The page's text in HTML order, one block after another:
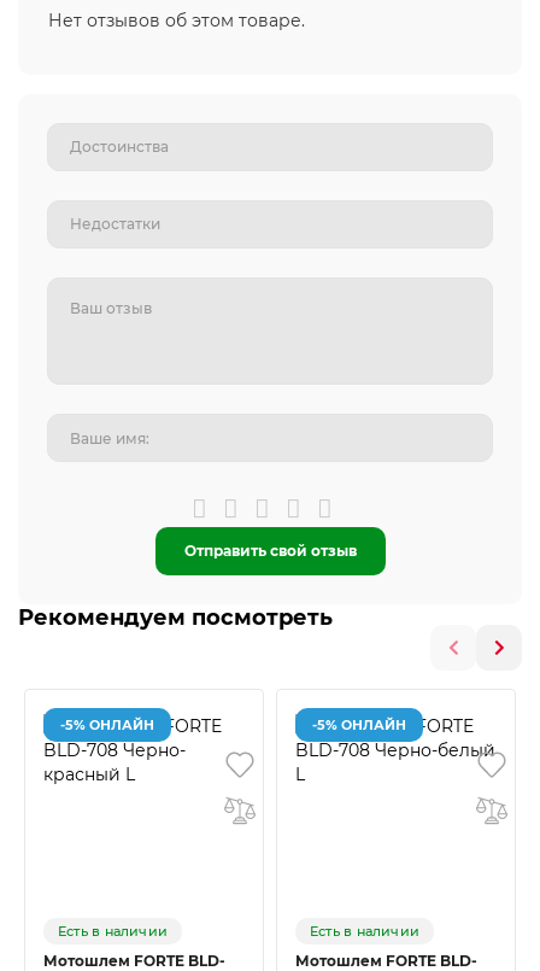
Нет отзывов об этом товаре.
Отправить свой отзыв
Рекомендуем посмотреть
-5% ОНЛАЙН
Есть в наличии
Мотошлем FORTE BLD-
-5% ОНЛАЙН
Есть в наличии
Мотошлем FORTE BLD-